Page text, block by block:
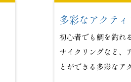
多彩なアクティ
初心者でも鯛を釣れ
サイクリングなど、
とができる多彩なア